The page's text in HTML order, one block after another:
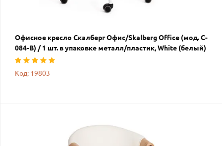
Офисное кресло Скалберг Офис/Skalberg Office (мод. C-
084-B) / 1 шт. в упаковке металл/пластик, White (белый)
Код: 19803